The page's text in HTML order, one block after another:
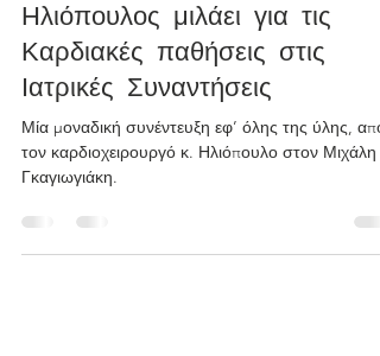
Καρδιοχειρουργός κ.
Ηλιόπουλος μιλάει για τις
Καρδιακές παθήσεις στις
Ιατρικές Συναντήσεις
Μία μοναδική συνέντευξη εφ’ όλης της ύλης, από
τον καρδιοχειρουργό κ. Ηλιόπουλο στον Μιχάλη